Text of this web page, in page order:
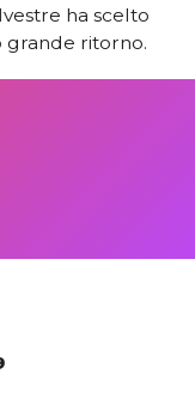
ha scelto
grande ritorno.